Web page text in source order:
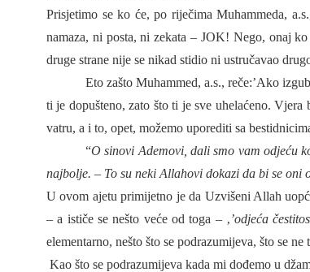
Prisjetimo se ko će, po riječima Muhammeda,
namaza, ni posta, ni zekata – JOK! Nego, onaj
druge strane nije se nikad stidio ni ustručavao
Eto zašto Muhammed, a.s., reče:’Ako
ti je dopušteno, zato što ti je sve uhelaćeno.
vatru, a i to, opet, možemo uporediti sa
“O sinovi Ademovi, dali smo vam odjeću
najbolje. – To su neki Allahovi dokazi da bi se oni
U ovom ajetu primijetno je da Uzvišeni Allah
– a ističe se nešto veće od toga – ‚’odjeća
elementarno, nešto što se podrazumijeva, što se ne
Kao što se podrazumijeva kada mi dođemo u